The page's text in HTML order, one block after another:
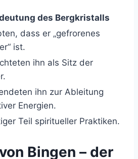
des Bergkristalls
dass er „gefrorenes
ist.
ihn als Sitz der
ihn zur Ableitung
Energien.
Teil spiritueller Praktiken.
Bingen – der